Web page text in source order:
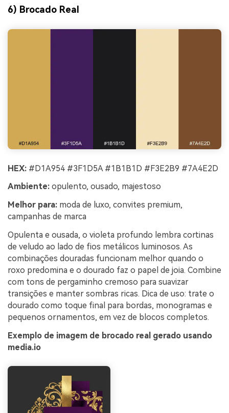
6) Brocado Real
HEX: #D1A954 #3F1D5A #1B1B1D #F3E2B9 #7A4E2D
Ambiente: opulento, ousado, majestoso
Melhor para: moda de luxo, convites premium,
campanhas de marca
Opulenta e ousada, o violeta profundo lembra cortinas
de veludo ao lado de fios metálicos luminosos. As
combinações douradas funcionam melhor quando o
roxo predomina e o dourado faz o papel de joia. Combine
com tons de pergaminho cremoso para suavizar
transições e manter sombras ricas. Dica de uso: trate o
dourado como toque final para bordas, monogramas e
pequenos ornamentos, em vez de blocos completos.
Exemplo de imagem de brocado real gerado usando
media.io